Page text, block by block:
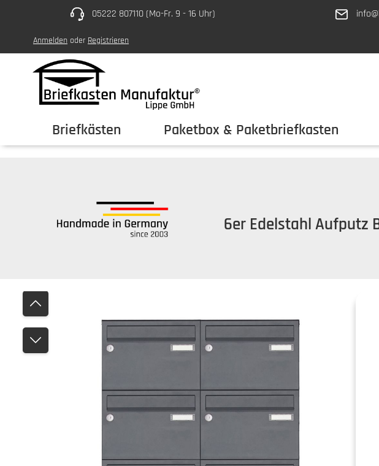
Hauptinhalt springen
Zur Hauptnavigation springen05222 807110 (Mo-Fr. 9 - 16 Uhr)
Anmelden oder Registrieren
Briefkästen Paketbox & Paketbriefkasten
6er Edelstahl Aufputz
Bildergalerie überspringen